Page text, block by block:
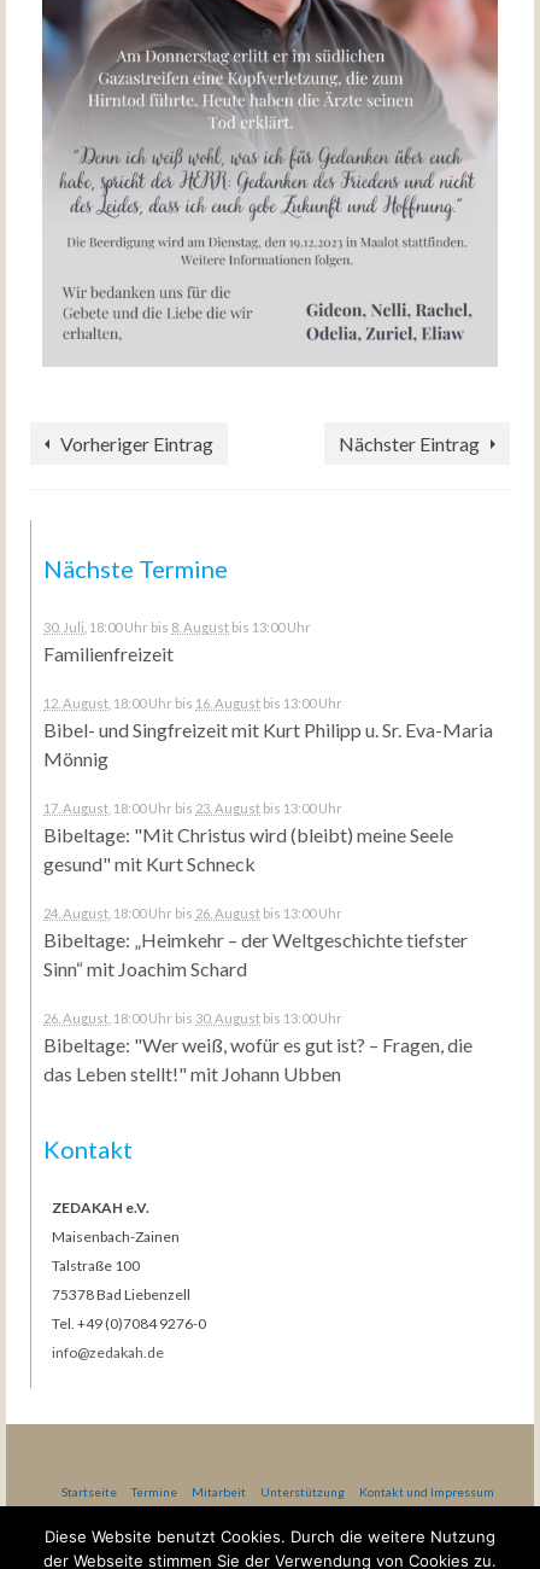
Vorheriger Eintrag Nächster Eintrag
Nächste Termine
30. Juli , 18:00 Uhr bis 8. August bis 13:00 Uhr
Familienfreizeit
12. August , 18:00 Uhr bis 16. August bis 13:00 Uhr
Bibel- und Singfreizeit mit Kurt Philipp u. Sr. Eva-Maria
Mönnig
17. August , 18:00 Uhr bis 23. August bis 13:00 Uhr
Bibeltage: "Mit Christus wird (bleibt) meine Seele
gesund" mit Kurt Schneck
24. August , 18:00 Uhr bis 26. August bis 13:00 Uhr
Bibeltage: „Heimkehr – der Weltgeschichte tiefster
Sinn“ mit Joachim Schard
26. August , 18:00 Uhr bis 30. August bis 13:00 Uhr
Bibeltage: "Wer weiß, wofür es gut ist? – Fragen, die
das Leben stellt!" mit Johann Ubben
Kontakt
ZEDAKAH e.V.
Maisenbach-Zainen
Talstraße 100
75378 Bad Liebenzell
Tel. +49 (0)7084 9276-0
info@zedakah.de
Startseite Termine Mitarbeit Unterstützung Kontakt und Impressum
Datenschutzerklärung nach DSG-EKD AGB Gästehaus Bethel
Diese Website benutzt Cookies. Durch die weitere Nutzung
der Webseite stimmen Sie der Verwendung von Cookies zu.